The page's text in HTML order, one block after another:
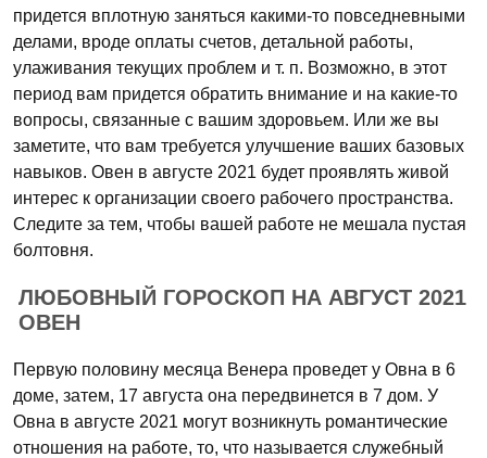
придется вплотную заняться какими-то повседневными
делами, вроде оплаты счетов, детальной работы,
улаживания текущих проблем и т. п. Возможно, в этот
период вам придется обратить внимание и на какие-то
вопросы, связанные с вашим здоровьем. Или же вы
заметите, что вам требуется улучшение ваших базовых
навыков. Овен в августе 2021 будет проявлять живой
интерес к организации своего рабочего пространства.
Следите за тем, чтобы вашей работе не мешала пустая
болтовня.
ЛЮБОВНЫЙ ГОРОСКОП НА АВГУСТ 2021
ОВЕН
Первую половину месяца Венера проведет у Овна в 6
доме, затем, 17 августа она передвинется в 7 дом. У
Овна в августе 2021 могут возникнуть романтические
отношения на работе, то, что называется служебный